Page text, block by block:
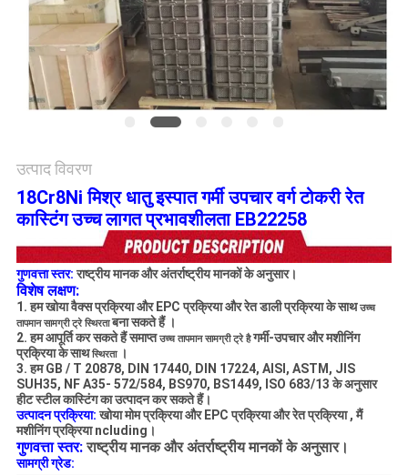
साइटमैप
गोपनीयता
उत्पाद विवरण
18Cr8Ni मिश्र धातु इस्पात गर्मी उपचार वर्ग टोकरी रेत
कास्टिंग उच्च लागत प्रभावशीलता EB22258
गुणवत्ता स्तर:राष्ट्रीय मानक और अंतर्राष्ट्रीय मानकों के अनुसार।
विशेष लक्षण:
1. हमखोया वैक्सप्रक्रियाऔर EPC प्रक्रियाऔररेत डाली प्रक्रिया केसाथ उच्च
तापमान सामग्री ट्रे स्थिरता बना सकते हैं ।
2. हम आपूर्ति कर सकते हैं समाप्त उच्च तापमान सामग्री ट्रे है गर्मी-उपचार और मशीनिंग
प्रक्रिया के साथ स्थिरता
।
3. हम GB / T 20878, DIN 17440, DIN 17224, AISI, ASTM, JIS
SUH35, NF A35- 572/584, BS970, BS1449, ISO 683/13 के अनुसार
हीट स्टील कास्टिंग का उत्पादन कर सकते हैं।
उत्पादन प्रक्रिया: खोया मोम प्रक्रियाऔर EPC प्रक्रियाऔररेत प्रक्रिया, मैं
मशीनिंग प्रक्रिया ncluding।
गुणवत्ता स्तर:राष्ट्रीय मानक और अंतर्राष्ट्रीय मानकों के अनुसार।
सामग्री ग्रेड: